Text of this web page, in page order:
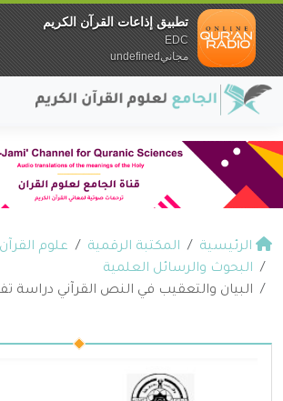
الرئيسية المكتبة الرقمية
علوم
البحوث والرسائل العلمية
البيان والتعقيب في النص القرآني دراسة
تطبيق إذاعات القرآن الكريم
EDC
مجانيundefined